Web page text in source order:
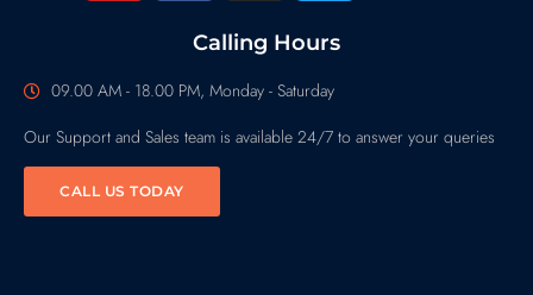
Calling Hours
09.00 AM - 18.00 PM, Monday - Saturday
Our Support and Sales team is available 24/7 to answer your queries
CALL US TODAY